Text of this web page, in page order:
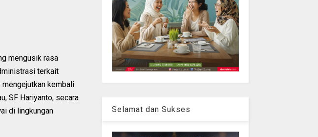
mengusik rasa
terkait
kembali
SF Hariyanto, secara
di lingkungan
Selamat dan Sukses